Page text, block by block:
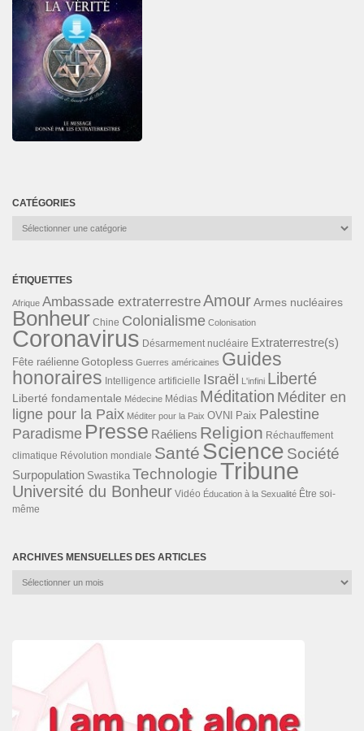
CATÉGORIES
Catégories
ÉTIQUETTES
Afrique Ambassade extraterrestreAmourArmes nucléaires
Bonheur Chine Colonialisme Colonisation
Coronavirus Désarmement nucléaire Extraterrestre(s)
Fête raélienne Gotopless Guerres américaines Guides
honoraires Intelligence artificielle Israël L'infini Liberté
Liberté fondamentale Médecine Médias Méditation Méditer en
ligne pour la Paix Méditer pour la Paix OVNI Paix Palestine
Paradisme Presse Raéliens Religion Réchauffement
climatique Révolution mondiale Santé Science Société
Surpopulation Swastika TechnologieTribune
Université du Bonheur Vidéo Éducation à la Sexualité Être soi-
même
ARCHIVES MENSUELLES DES ARTICLES
Archives